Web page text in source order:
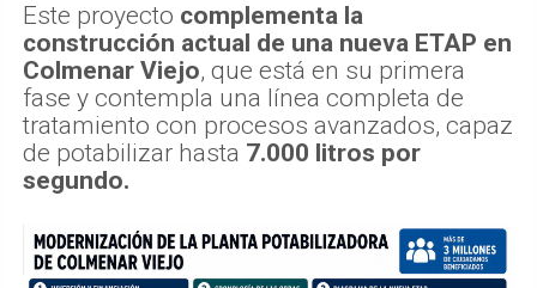
Este proyecto complementa la
construcción actual de una nueva ETAP en
Colmenar Viejo, que está en su primera
fase y contempla una línea completa de
tratamiento con procesos avanzados, capaz
de potabilizar hasta 7.000 litros por
segundo.